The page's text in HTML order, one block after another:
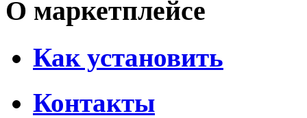
О маркетплейсе
Как установить
Контакты